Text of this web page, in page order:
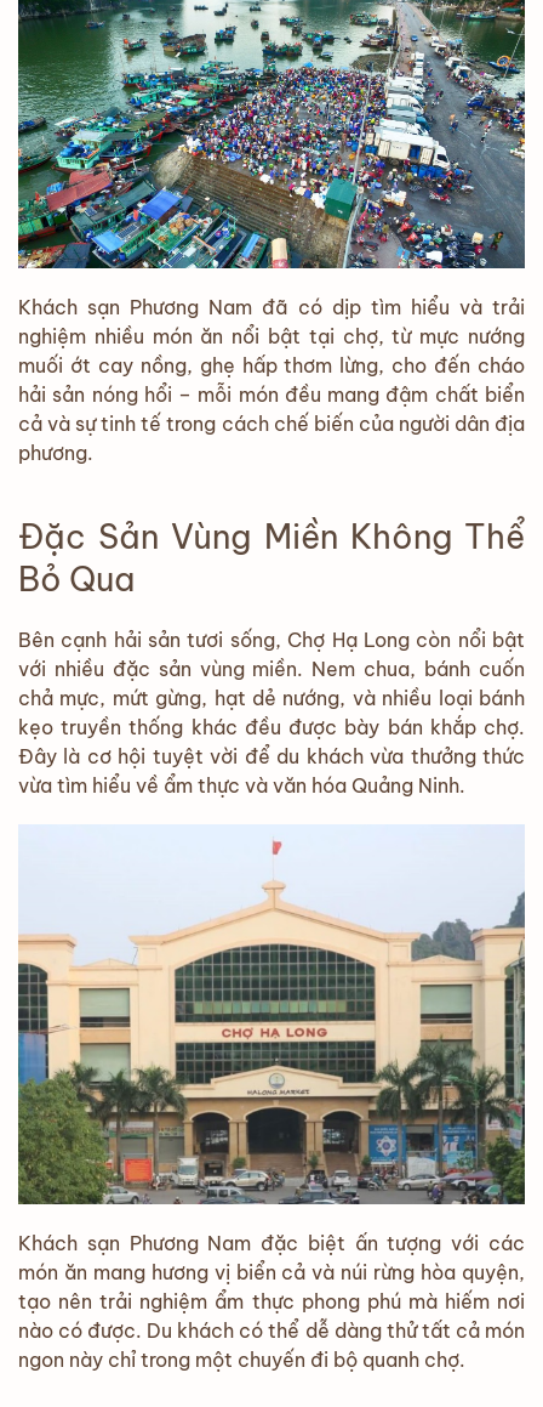
Khách sạn Phương Nam đã có dịp tìm hiểu và trải
nghiệm nhiều món ăn nổi bật tại chợ, từ mực nướng
muối ớt cay nồng, ghẹ hấp thơm lừng, cho đến cháo
hải sản nóng hổi – mỗi món đều mang đậm chất biển
cả và sự tinh tế trong cách chế biến của người dân địa
phương.
Đặc Sản Vùng Miền Không Thể
Bỏ Qua
Bên cạnh hải sản tươi sống, Chợ Hạ Long còn nổi bật
với nhiều đặc sản vùng miền. Nem chua, bánh cuốn
chả mực, mứt gừng, hạt dẻ nướng, và nhiều loại bánh
kẹo truyền thống khác đều được bày bán khắp chợ.
Đây là cơ hội tuyệt vời để du khách vừa thưởng thức
vừa tìm hiểu về ẩm thực và văn hóa Quảng Ninh.
Khách sạn Phương Nam đặc biệt ấn tượng với các
món ăn mang hương vị biển cả và núi rừng hòa quyện,
tạo nên trải nghiệm ẩm thực phong phú mà hiếm nơi
nào có được. Du khách có thể dễ dàng thử tất cả món
ngon này chỉ trong một chuyến đi bộ quanh chợ.